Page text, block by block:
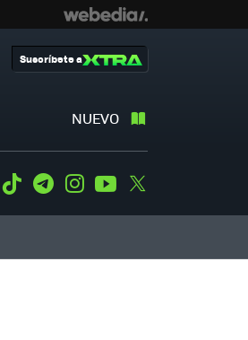
NUEVO
Suscríbete a
WhatsApp
Tiktok TelegramInstagramYoutube